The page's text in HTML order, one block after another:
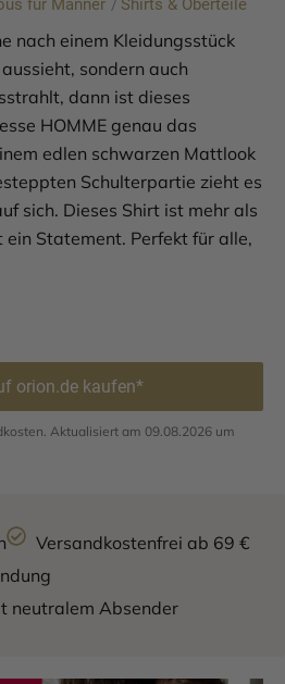
für Männer / Shirts & Oberteile
nach einem Kleidungsstück
sondern auch
dann ist dieses
HOMME genau das
edlen schwarzen Mattlook
Schulterpartie zieht es
sich. Dieses Shirt ist mehr als
ein Statement. Perfekt für alle,
orion.de kaufen*
Aktualisiert am 09.08.2026 um
Versandkostenfrei ab 69 €
neutralem Absender